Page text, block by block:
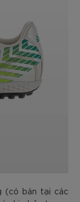
(có bán tại các